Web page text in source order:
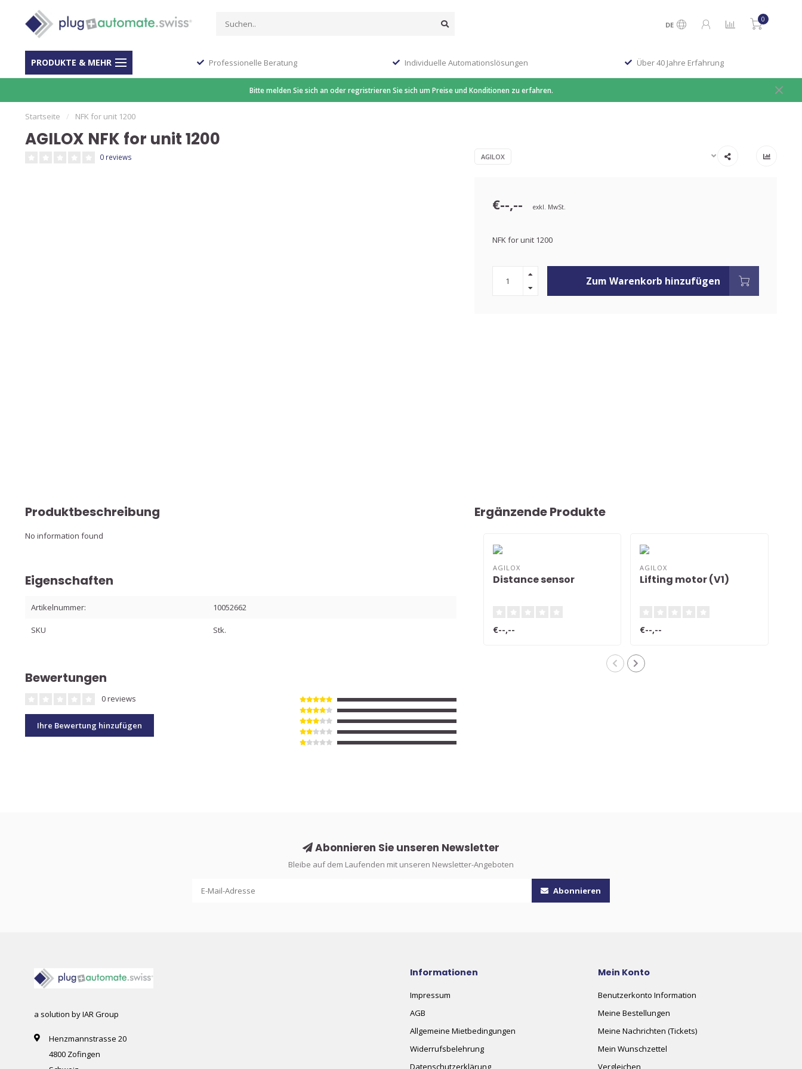
DE
0
PRODUKTE & MEHR
Shop für Automation Professionelle Beratung Individuelle Automationslösungen Über 40 Jahre Erfahrung
Bitte melden Sie sich an oder regristrieren Sie sich um Preise und Konditionen zu erfahren.
Startseite / NFK for unit 1200
AGILOX NFK for unit 1200
0 reviews AGILOX
€--,-- exkl. MwSt.
NFK for unit 1200
Zum Warenkorb hinzufügen
Produktbeschreibung
No information found
Eigenschaften
Artikelnummer: 10052662
SKU Stk.
Bewertungen
0 reviews
Ihre Bewertung hinzufügen
Ergänzende Produkte
AGILOX
Distance sensor
€--,--
AGILOX
Lifting motor (V1)
€--,--
Abonnieren Sie unseren Newsletter
Bleibe auf dem Laufenden mit unseren Newsletter-Angeboten
Abonnieren
a solution by IAR Group
Henzmannstrasse 20
4800 Zofingen
Informationen
Impressum
AGB
Allgemeine Mietbedingungen
Widerrufsbelehrung
Datenschutzerklärung
Mein Konto
Benutzerkonto Information
Meine Bestellungen
Meine Nachrichten (Tickets)
Mein Wunschzettel
Vergleichen